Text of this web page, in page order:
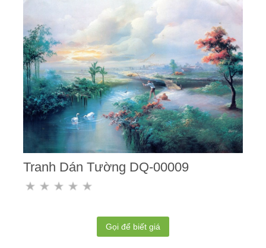
Tranh Dán Tường DQ-00009
Gọi để biết giá